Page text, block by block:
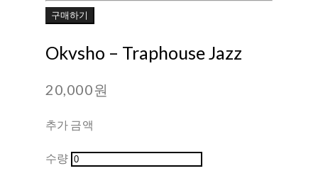
구매하기
Okvsho ‎– Traphouse Jazz
20,000원
추가 금액
수량